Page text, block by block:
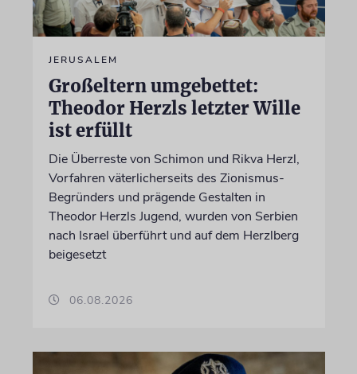
JERUSALEM
Großeltern umgebettet:
Theodor Herzls letzter Wille
ist erfüllt
Die Überreste von Schimon und Rikva Herzl,
Vorfahren väterlicherseits des Zionismus-
Begründers und prägende Gestalten in
Theodor Herzls Jugend, wurden von Serbien
nach Israel überführt und auf dem Herzlberg
beigesetzt
06.08.2026